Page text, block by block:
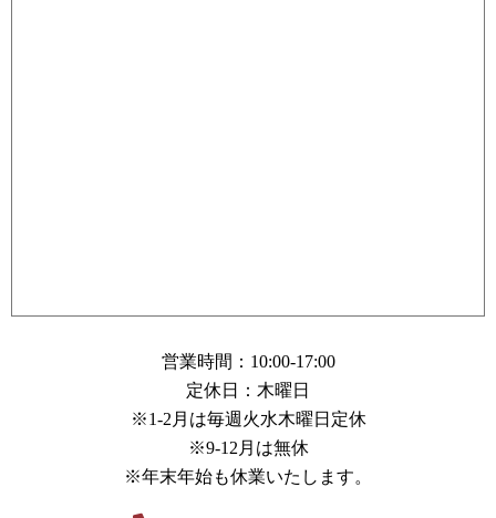
営業時間：10:00-17:00
定休日：木曜日
※1-2月は毎週火水木曜日定休
※9-12月は無休
※年末年始も休業いたします。